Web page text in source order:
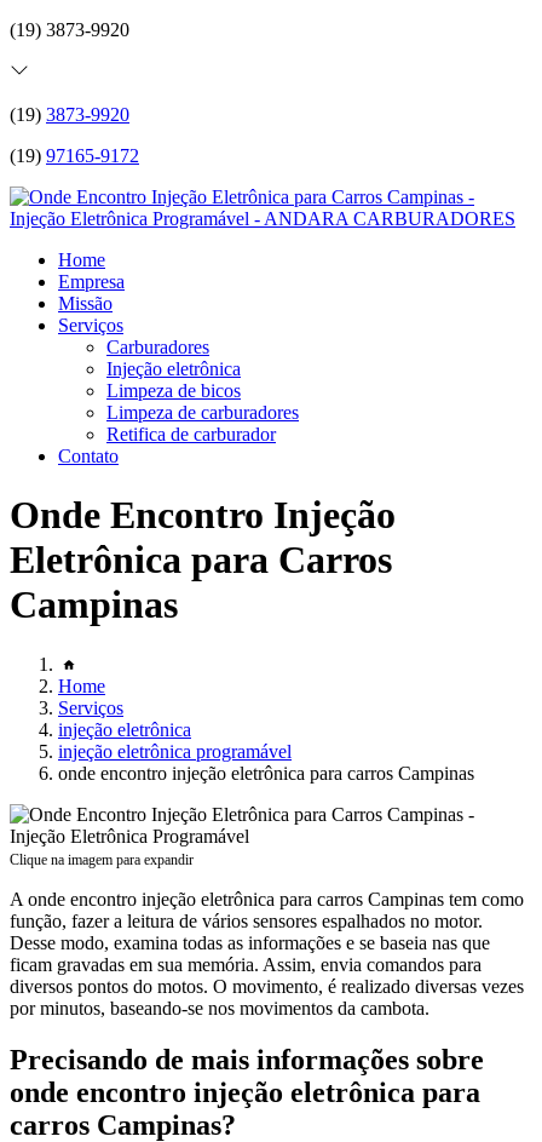
(19) 3873-9920
(19) 3873-9920
(19) 97165-9172
Home
Empresa
Missão
Serviços
Carburadores
Injeção eletrônica
Limpeza de bicos
Limpeza de carburadores
Retifica de carburador
Contato
Onde Encontro Injeção
Eletrônica para Carros
Campinas
Home
Serviços
injeção eletrônica
injeção eletrônica programável
onde encontro injeção eletrônica para carros Campinas
Clique na imagem para expandir
A onde encontro injeção eletrônica para carros Campinas tem como
função, fazer a leitura de vários sensores espalhados no motor.
Desse modo, examina todas as informações e se baseia nas que
ficam gravadas em sua memória. Assim, envia comandos para
diversos pontos do motos. O movimento, é realizado diversas vezes
por minutos, baseando-se nos movimentos da cambota.
Precisando de mais informações sobre
onde encontro injeção eletrônica para
carros Campinas?